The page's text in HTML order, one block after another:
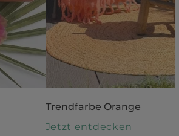
Trendfarbe Orange
Jetzt entdecken